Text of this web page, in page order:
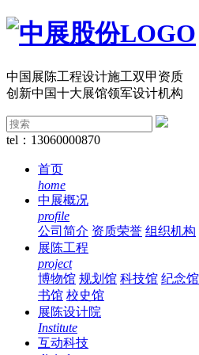
中国展陈工程设计施工双甲资质
创新中国十大展馆领军设计机构
tel：13060000870
首页
home
中展概况
profile
公司简介 资质荣誉 组织机构
展陈工程
project
博物馆 规划馆 科技馆 纪念馆
书馆 校史馆
展陈设计院
Institute
互动科技